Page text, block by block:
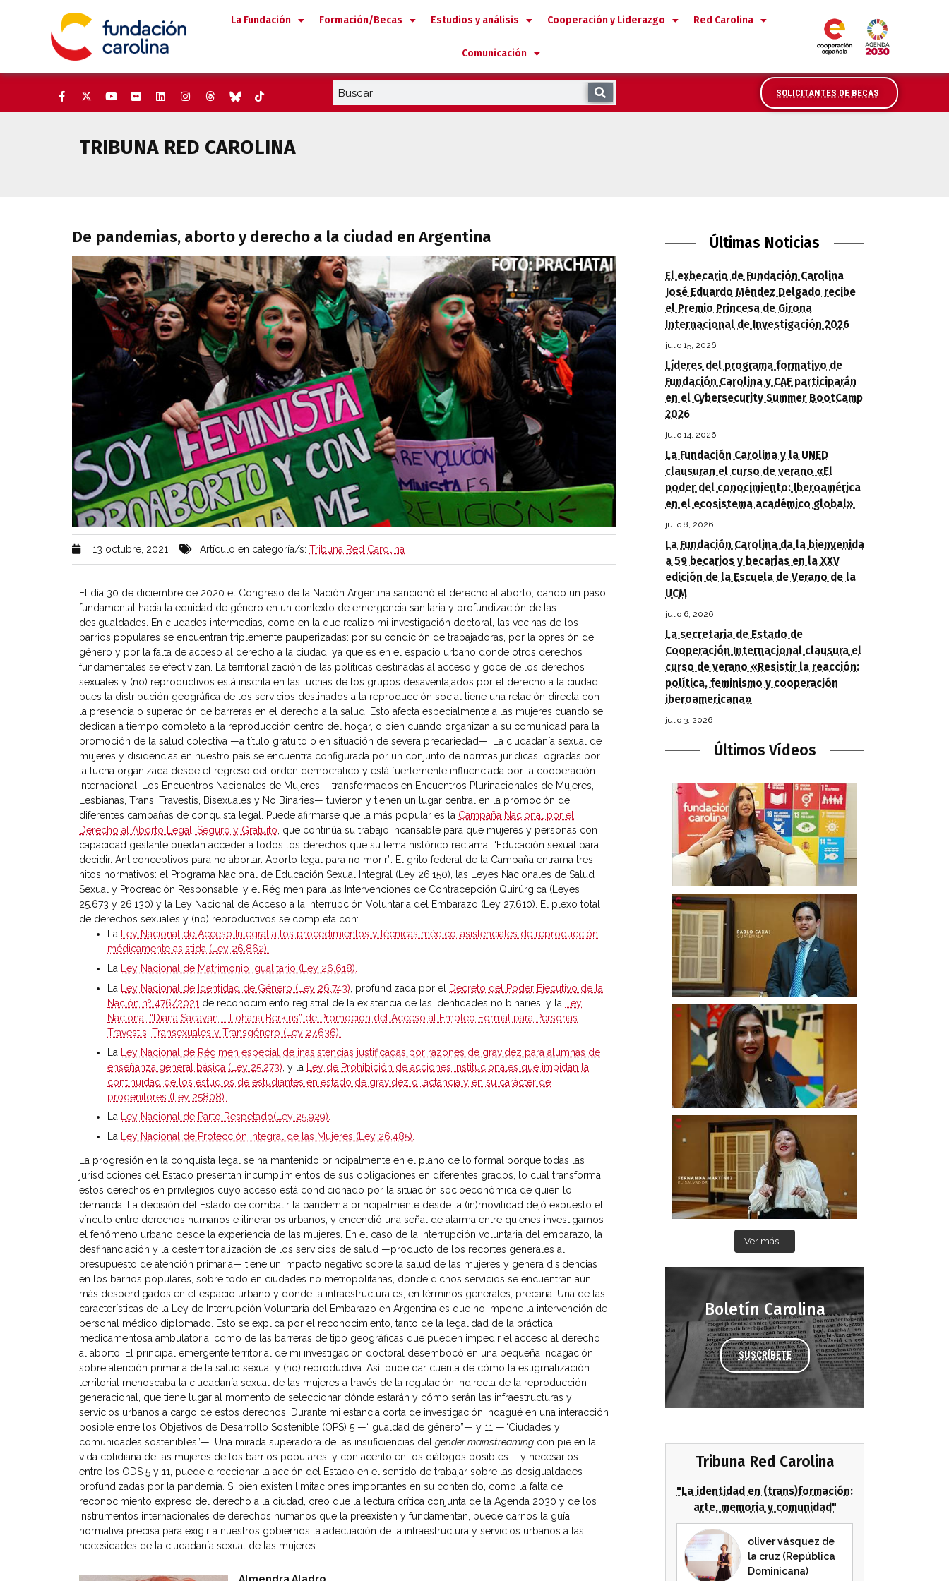
La Fundación Formación/Becas Estudios y análisis Cooperación y Liderazgo Red Carolina
Comunicación
SOLICITANTES DE BECAS
TRIBUNA RED CAROLINA
De pandemias, aborto y derecho a la ciudad en Argentina
13 octubre, 2021 Artículo en categoría/s: Tribuna Red Carolina
El día 30 de diciembre de 2020 el Congreso de la Nación Argentina sancionó el derecho al aborto, dando un paso
fundamental hacia la equidad de género en un contexto de emergencia sanitaria y profundización de las
desigualdades. En ciudades intermedias, como en la que realizo mi investigación doctoral, las vecinas de los
barrios populares se encuentran triplemente pauperizadas: por su condición de trabajadoras, por la opresión de
género y por la falta de acceso al derecho a la ciudad, ya que es en el espacio urbano donde otros derechos
fundamentales se efectivizan. La territorialización de las políticas destinadas al acceso y goce de los derechos
sexuales y (no) reproductivos está inscrita en las luchas de los grupos desaventajados por el derecho a la ciudad,
pues la distribución geográfica de los servicios destinados a la reproducción social tiene una relación directa con
la presencia o superación de barreras en el derecho a la salud. Esto afecta especialmente a las mujeres cuando se
dedican a tiempo completo a la reproducción dentro del hogar, o bien cuando organizan a su comunidad para la
promoción de la salud colectiva —a título gratuito o en situación de severa precariedad—. La ciudadanía sexual de
mujeres y disidencias en nuestro país se encuentra configurada por un conjunto de normas jurídicas logradas por
la lucha organizada desde el regreso del orden democrático y está fuertemente influenciada por la cooperación
internacional. Los Encuentros Nacionales de Mujeres —transformados en Encuentros Plurinacionales de Mujeres,
Lesbianas, Trans, Travestis, Bisexuales y No Binaries— tuvieron y tienen un lugar central en la promoción de
diferentes campañas de conquista legal. Puede afirmarse que la más popular es la Campaña Nacional por el
Derecho al Aborto Legal, Seguro y Gratuito , que continúa su trabajo incansable para que mujeres y personas con
capacidad gestante puedan acceder a todos los derechos que su lema histórico reclama: “Educación sexual para
decidir. Anticonceptivos para no abortar. Aborto legal para no morir”. El grito federal de la Campaña entrama tres
hitos normativos: el Programa Nacional de Educación Sexual Integral (Ley 26.150), las Leyes Nacionales de Salud
Sexual y Procreación Responsable, y el Régimen para las Intervenciones de Contracepción Quirúrgica (Leyes
25.673 y 26.130) y la Ley Nacional de Acceso a la Interrupción Voluntaria del Embarazo (Ley 27.610). El plexo total
de derechos sexuales y (no) reproductivos se completa con:
La
Ley Nacional de Acceso Integral a los procedimientos y técnicas médico-asistenciales de reproducción
médicamente asistida (Ley 26.862).
La
Ley Nacional de Matrimonio Igualitario (Ley 26.618).
La
Ley Nacional de Identidad de Género (Ley 26.743) , profundizada por el
Decreto del Poder Ejecutivo de la
Nación nº 476/2021 de reconocimiento registral de la existencia de las identidades no binaries, y la
Ley
Nacional “Diana Sacayán – Lohana Berkins” de Promoción del Acceso al Empleo Formal para Personas
Travestis, Transexuales y Transgénero (Ley 27.636).
La
Ley Nacional de Régimen especial de inasistencias justificadas por razones de gravidez para alumnas de
enseñanza general básica (Ley 25.273) , y la
Ley de Prohibición de acciones institucionales que impidan la
continuidad de los estudios de estudiantes en estado de gravidez o lactancia y en su carácter de
progenitores (Ley 25808).
La
Ley Nacional de Parto Respetado(Ley 25.929).
La
Ley Nacional de Protección Integral de las Mujeres (Ley 26.485).
La progresión en la conquista legal se ha mantenido principalmente en el plano de lo formal porque todas las
jurisdicciones del Estado presentan incumplimientos de sus obligaciones en diferentes grados, lo cual transforma
estos derechos en privilegios cuyo acceso está condicionado por la situación socioeconómica de quien lo
demanda. La decisión del Estado de combatir la pandemia principalmente desde la (in)movilidad dejó expuesto el
vínculo entre derechos humanos e itinerarios urbanos, y encendió una señal de alarma entre quienes investigamos
el fenómeno urbano desde la experiencia de las mujeres. En el caso de la interrupción voluntaria del embarazo, la
desfinanciación y la desterritorialización de los servicios de salud —producto de los recortes generales al
presupuesto de atención primaria— tiene un impacto negativo sobre la salud de las mujeres y genera disidencias
en los barrios populares, sobre todo en ciudades no metropolitanas, donde dichos servicios se encuentran aún
más desperdigados en el espacio urbano y donde la infraestructura es, en términos generales, precaria. Una de las
características de la Ley de Interrupción Voluntaria del Embarazo en Argentina es que no impone la intervención de
personal médico diplomado. Esto se explica por el reconocimiento, tanto de la legalidad de la práctica
medicamentosa ambulatoria, como de las barreras de tipo geográficas que pueden impedir el acceso al derecho
al aborto. El principal emergente territorial de mi investigación doctoral desembocó en una pequeña indagación
sobre atención primaria de la salud sexual y (no) reproductiva. Así, pude dar cuenta de cómo la estigmatización
territorial menoscaba la ciudadanía sexual de las mujeres a través de la regulación indirecta de la reproducción
generacional, que tiene lugar al momento de seleccionar dónde estarán y cómo serán las infraestructuras y
servicios urbanos a cargo de estos derechos. Durante mi estancia corta de investigación indagué en una interacción
posible entre los Objetivos de Desarrollo Sostenible (OPS) 5 —“Igualdad de género”— y 11 —“Ciudades y
comunidades sostenibles”—. Una mirada superadora de las insuficiencias del gender mainstreaming con pie en la
vida cotidiana de las mujeres de los barrios populares, y con acento en los diálogos posibles —y necesarios—
entre los ODS 5 y 11, puede direccionar la acción del Estado en el sentido de trabajar sobre las desigualdades
profundizadas por la pandemia. Si bien existen limitaciones importantes en su contenido, como la falta de
reconocimiento expreso del derecho a la ciudad, creo que la lectura crítica conjunta de la Agenda 2030 y de los
instrumentos internacionales de derechos humanos que la preexisten y fundamentan, puede darnos la guía
normativa precisa para exigir a nuestros gobiernos la adecuación de la infraestructura y servicios urbanos a las
necesidades de la ciudadanía sexual de las mujeres.
Almendra Aladro
Últimas Noticias
El exbecario de Fundación Carolina
José Eduardo Méndez Delgado recibe
el Premio Princesa de Girona
Internacional de Investigación 2026
julio 15, 2026
Líderes del programa formativo de
Fundación Carolina y CAF participarán
en el Cybersecurity Summer BootCamp
2026
julio 14, 2026
La Fundación Carolina y la UNED
clausuran el curso de verano «El
poder del conocimiento: Iberoamérica
en el ecosistema académico global»
julio 8, 2026
La Fundación Carolina da la bienvenida
a 59 becarios y becarias en la XXV
edición de la Escuela de Verano de la
UCM
julio 6, 2026
La secretaria de Estado de
Cooperación Internacional clausura el
curso de verano «Resistir la reacción:
política, feminismo y cooperación
iberoamericana»
julio 3, 2026
Últimos Vídeos
Ver más...
Boletín Carolina
SUSCRÍBETE
Tribuna Red Carolina
"La identidad en (trans)formación:
arte, memoria y comunidad"
oliver vásquez de
la cruz (República
Dominicana)